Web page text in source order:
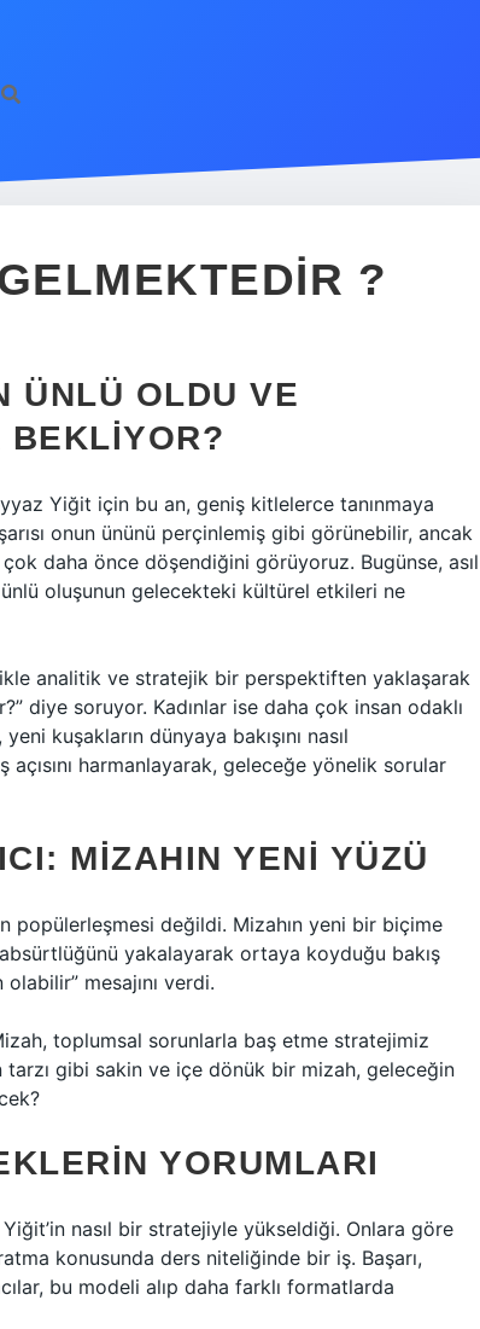
?
ÜNLÜ OLDU VE
BEKLIYOR?
Yiğit için bu an, geniş kitlelerce tanınmaya
onun ününü perçinlemiş gibi görünebilir, ancak
daha önce döşendiğini görüyoruz. Bugünse, asıl
oluşunun gelecekteki kültürel etkileri ne
analitik ve stratejik bir perspektiften yaklaşarak
diye soruyor. Kadınlar ise daha çok insan odaklı
kuşakların dünyaya bakışını nasıl
harmanlayarak, geleceğe yönelik sorular
MIZAHIN YENI YÜZÜ
popülerleşmesi değildi. Mizahın yeni bir biçime
yakalayarak ortaya koyduğu bakış
mesajını verdi.
toplumsal sorunlarla baş etme stratejimiz
gibi sakin ve içe dönük bir mizah, geleceğin
YORUMLARI
nasıl bir stratejiyle yükseldiği. Onlara göre
konusunda ders niteliğinde bir iş. Başarı,
bu modeli alıp daha farklı formatlarda